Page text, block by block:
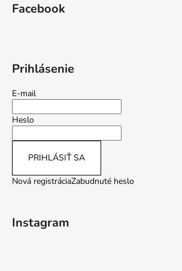
Facebook
Prihlásenie
E-mail
Heslo
PRIHLÁSIŤ SA
Nová registráciaZabudnuté heslo
Instagram